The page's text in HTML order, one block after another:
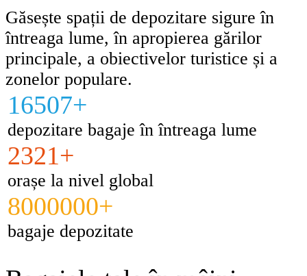
Găsește spații de depozitare sigure în
întreaga lume, în apropierea gărilor
principale, a obiectivelor turistice și a
zonelor populare.
16507+
depozitare bagaje în întreaga lume
2321+
orașe la nivel global
8000000+
bagaje depozitate